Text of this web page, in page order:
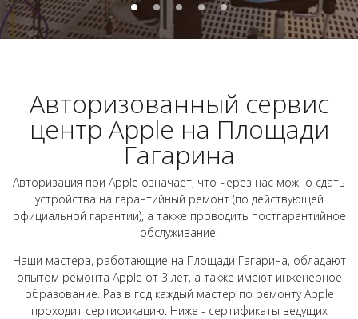
Авторизованный сервис
центр Apple на Площади
Гагарина
Авторизация при Apple означает, что через нас можно сдать
устройства на гарантийный ремонт (по действующей
официальной гарантии), а также проводить постгарантийное
обслуживание.
Наши мастера, работающие на Площади Гагарина, обладают
опытом ремонта Apple от 3 лет, а также имеют инженерное
образование. Раз в год каждый мастер по ремонту Apple
проходит сертификацию. Ниже - сертификаты ведущих